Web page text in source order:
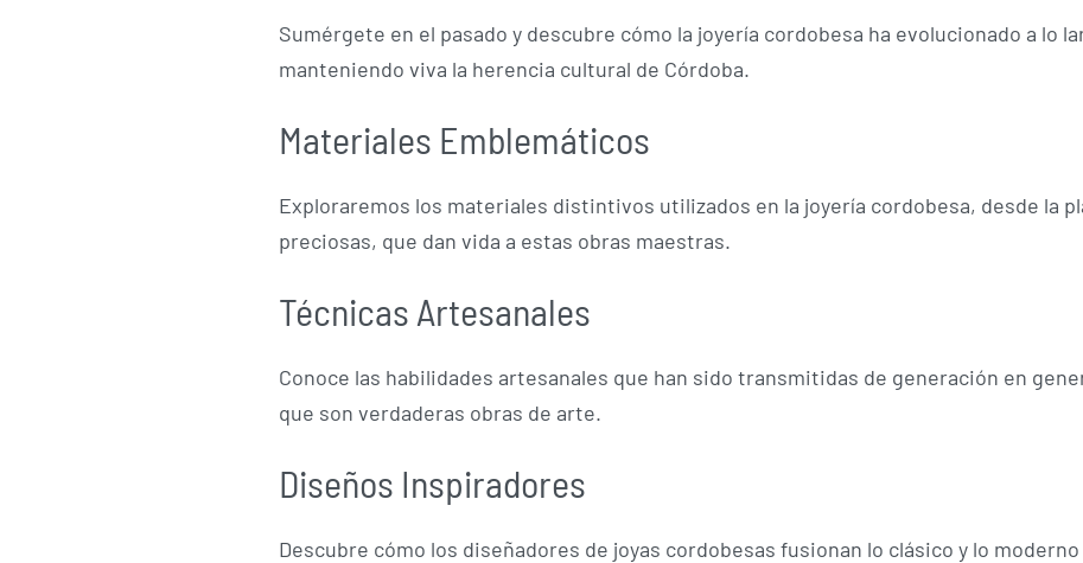
Sumérgete en el pasado y descubre cómo la joyería cordobesa ha evolucionado a lo
manteniendo viva la herencia cultural de Córdoba.
Materiales Emblemáticos
Exploraremos los materiales distintivos utilizados en la joyería cordobesa, desde la
preciosas, que dan vida a estas obras maestras.
Técnicas Artesanales
Conoce las habilidades artesanales que han sido transmitidas de generación en
que son verdaderas obras de arte.
Diseños Inspiradores
Descubre cómo los diseñadores de joyas cordobesas fusionan lo clásico y lo